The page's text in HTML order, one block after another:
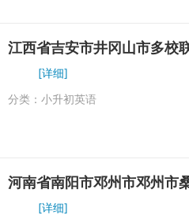
江西省吉安市井冈山市多校
[详细]
分类： 小升初英语
河南省南阳市邓州市邓州市
[详细]